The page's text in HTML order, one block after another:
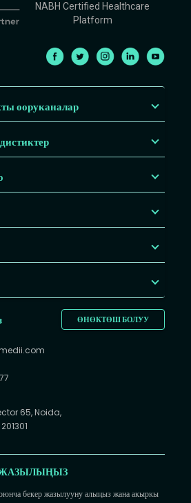
NABH Certified Healthcare
Platform
ооруканалар
ӨНӨКТӨШ БОЛУУ
65, Noida,
ЖАЗЫЛЫҢЫЗ
бекер жазылууну алыңыз жана акыркы